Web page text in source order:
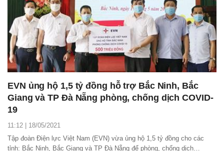
EVN ủng hộ 1,5 tỷ đồng hỗ trợ Bắc Ninh, Bắc
Giang và TP Đà Nẵng phòng, chống dịch COVID-
19
11:12 | 18/05/2021
Tập đoàn Điện lực Việt Nam (EVN) vừa ủng hộ 1,5 tỷ đồng cho các
tỉnh: Bắc Ninh, Bắc Giang và TP Đà Nẵng để phòng, chống dịch